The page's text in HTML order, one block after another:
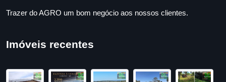
Trazer do AGRO um bom negócio aos nossos clientes.
Imóveis recentes